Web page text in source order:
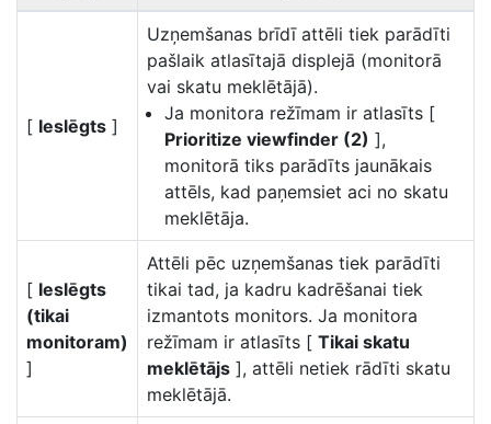
[ Ieslēgts ]
Uzņemšanas brīdī attēli tiek parādīti
pašlaik atlasītajā displejā (monitorā
vai skatu meklētājā).
Ja monitora režīmam ir atlasīts [
Prioritize viewfinder (2) ],
monitorā tiks parādīts jaunākais
attēls, kad paņemsiet aci no skatu
meklētāja.
[ Ieslēgts
(tikai
monitoram)
]
Attēli pēc uzņemšanas tiek parādīti
tikai tad, ja kadru kadrēšanai tiek
izmantots monitors. Ja monitora
režīmam ir atlasīts [ Tikai skatu
meklētājs ], attēli netiek rādīti skatu
meklētājā.